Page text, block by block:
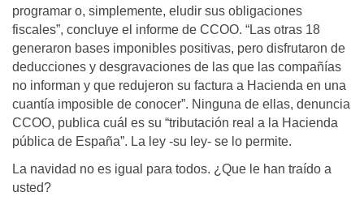
programar o, simplemente, eludir sus obliga­ciones
fiscales”, concluye el in­forme de CCOO. “Las otras 18
generaron bases imponibles pos­itivas, pero disfrutaron de
deduc­ciones y desgravaciones de las que las compañías
no informan y que redujeron su factura a Ha­cienda en una
cuantía imposible de conocer”. Ninguna de ellas, denuncia
CCOO, publica cuál es su “tributación real a la Hacienda
pública de España”. La ley -su ley- se lo permite.
La navidad no es igual para todos. ¿Que le han traído a
usted?